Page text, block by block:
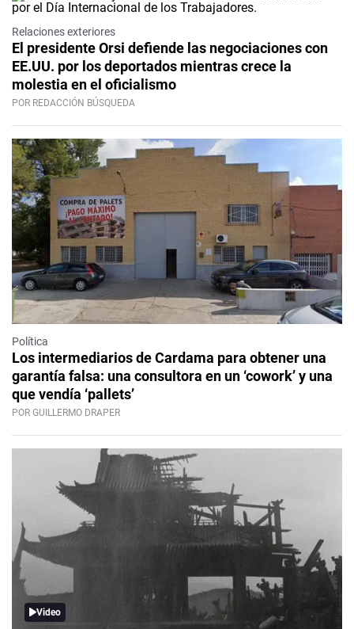
Relaciones exteriores
El presidente Orsi defiende las negociaciones con
EE.UU. por los deportados mientras crece la
molestia en el oficialismo
POR REDACCIÓN BÚSQUEDA
Política
Los intermediarios de Cardama para obtener una
garantía falsa: una consultora en un ‘cowork’ y una
que vendía ‘pallets’
POR GUILLERMO DRAPER
Video